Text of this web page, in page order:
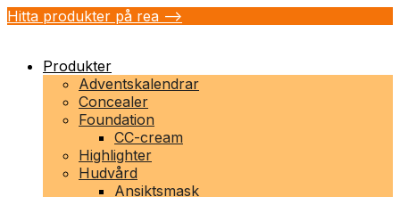
Hitta produkter på rea -->
Produkter
Adventskalendrar
Concealer
Foundation
CC-cream
Highlighter
Hudvård
Ansiktsmask